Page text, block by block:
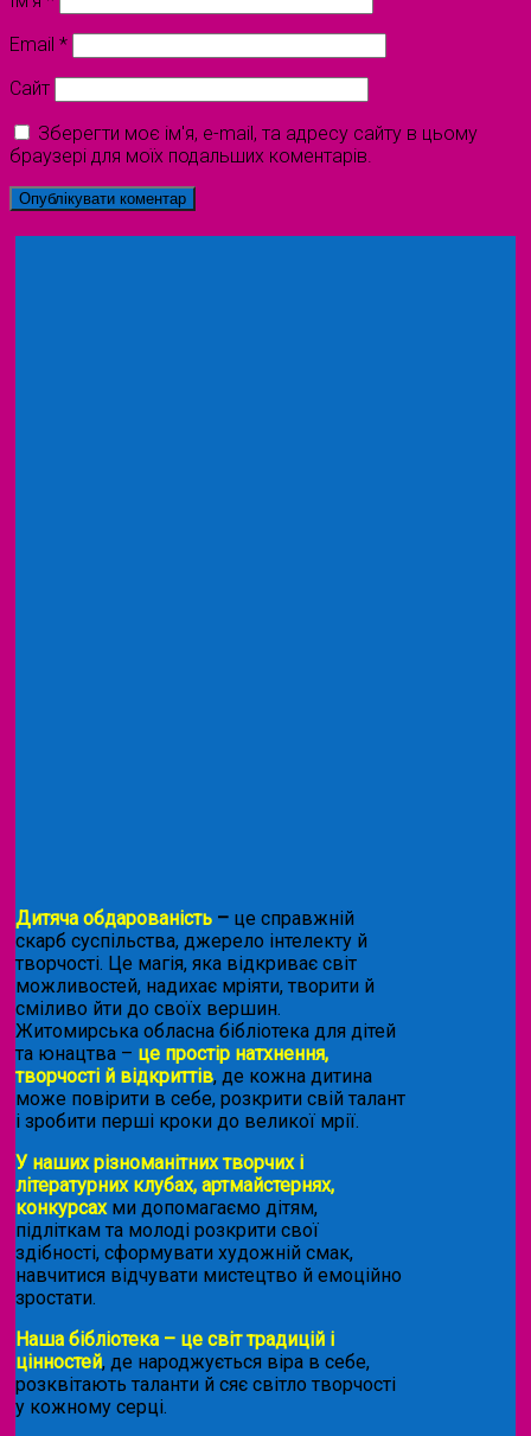
Email *
Сайт
Зберегти моє ім'я, e-mail, та адресу сайту в цьому
браузері для моїх подальших коментарів.
Дитяча обдарованість – це справжній
скарб суспільства, джерело інтелекту й
творчості. Це магія, яка відкриває світ
можливостей, надихає мріяти, творити й
сміливо йти до своїх вершин.
Житомирська обласна бібліотека для дітей
та юнацтва – це простір натхнення,
творчості й відкриттів, де кожна дитина
може повірити в себе, розкрити свій талант
і зробити перші кроки до великої мрії.
У наших різноманітних творчих і
літературних клубах, артмайстернях,
конкурсахми допомагаємо дітям,
підліткам та молоді розкрити свої
здібності, сформувати художній смак,
навчитися відчувати мистецтво й емоційно
зростати.
Наша бібліотека – це світ традицій і
цінностей, де народжується віра в себе,
розквітають таланти й сяє світло творчості
у кожному серці.